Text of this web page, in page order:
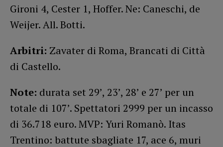
Gironi 4, Cester 1, Hoffer. Ne: Caneschi, de
Weijer. All. Botti.
Arbitri: Zavater di Roma, Brancati di Città
di Castello.
Note: durata set 29’, 23’, 28’ e 27’ per un
totale di 107’. Spettatori 2999 per un incasso
di 36.718 euro. MVP: Yuri Romanò. Itas
Trentino: battute sbagliate 17, ace 6, muri